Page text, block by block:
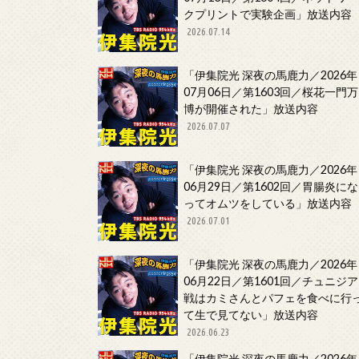
クプリントで実験企画」放送内容
2026.07.14
「伊集院光 深夜の馬鹿力／2026年
07月06日／第1603回／桜花一門万
博が開催された」放送内容
2026.07.07
「伊集院光 深夜の馬鹿力／2026年
06月29日／第1602回／胃腸炎にな
ってオムツをしている」放送内容
2026.07.01
「伊集院光 深夜の馬鹿力／2026年
06月22日／第1601回／チュニジア
戦はカミさんとパフェを食べに行
て生で見てない」放送内容
2026.06.23